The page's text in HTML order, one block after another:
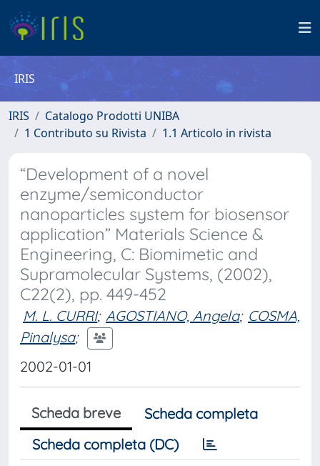
IRIS
IRIS
Catalogo Prodotti UNIBA
1 Contributo su Rivista
1.1 Articolo in rivista
“Development of a novel
enzyme/semiconductor
nanoparticles system for biosensor
application” Materials Science &
Engineering, C: Biomimetic and
Supramolecular Systems, (2002),
C22(2), pp. 449-452
M. L. CURRI; AGOSTIANO, Angela; COSMA,
Pinalysa;
2002-01-01
Scheda breve
Scheda completa
Scheda completa (DC)